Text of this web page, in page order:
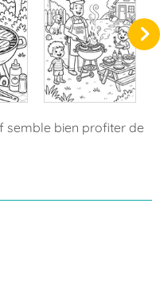
semble bien profiter de